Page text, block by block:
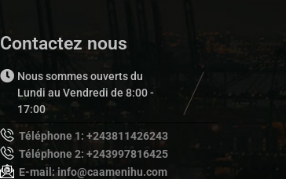
Contactez nous
Nous sommes ouverts du
Lundi au Vendredi de 8:00 -
17:00
Téléphone 1: +243811426243
Téléphone 2: +243997816425
E-mail: info@caamenihu.com